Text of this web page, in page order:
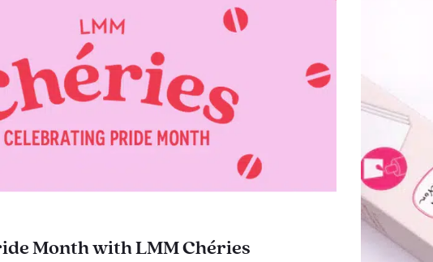
Month with LMM Chéries